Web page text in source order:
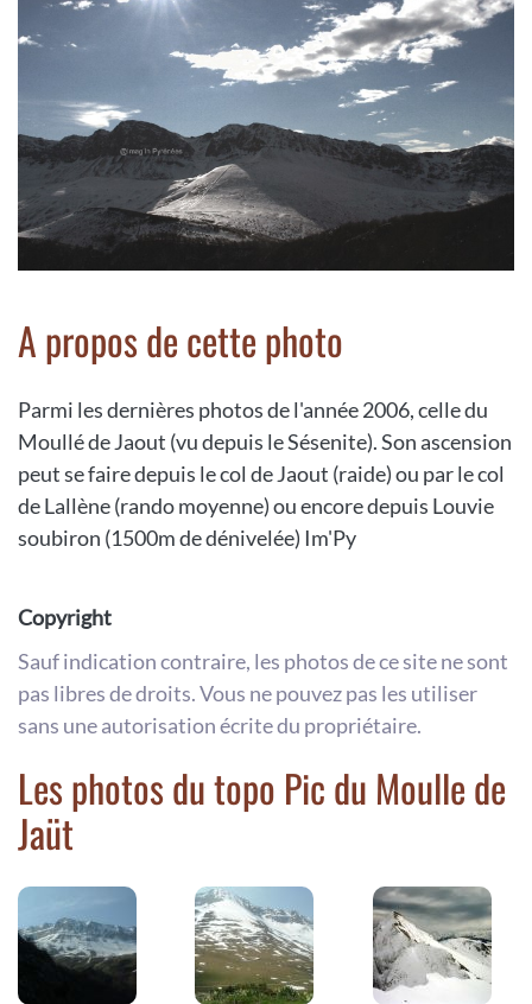
A propos de cette photo
Parmi les dernières photos de l'année 2006, celle du
Moullé de Jaout (vu depuis le Sésenite). Son ascension
peut se faire depuis le col de Jaout (raide) ou par le col
de Lallène (rando moyenne) ou encore depuis Louvie
soubiron (1500m de dénivelée) Im'Py
Copyright
Sauf indication contraire, les photos de ce site ne sont
pas libres de droits. Vous ne pouvez pas les utiliser
sans une autorisation écrite du propriétaire.
Les photos du topo Pic du Moulle de
Jaüt